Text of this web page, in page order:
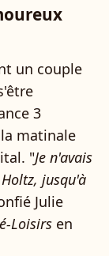
un couple
3
matinale
"Je n'avais
, jusqu'à
Julie
Loisirs en